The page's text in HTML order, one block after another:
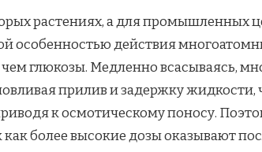
растениях, а для промышленных
особенностью действия
глюкозы. Медленно всасываясь,
прилив и задержку
к осмотическому поносу.
как более высокие дозы оказывают